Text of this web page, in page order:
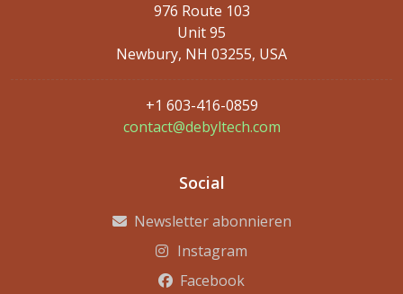
976 Route 103
Unit 95
Newbury, NH 03255, USA
+1 603-416-0859
contact@debyltech.com
Social
Newsletter abonnieren
Instagram
Facebook